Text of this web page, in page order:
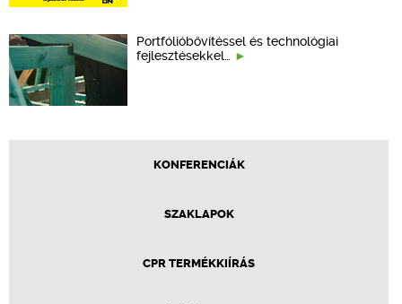
Portfólióbővítéssel és technológiai
fejlesztésekkel…
KONFERENCIÁK
SZAKLAPOK
CPR TERMÉKKIÍRÁS